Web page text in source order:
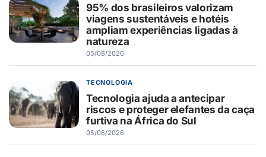
95% dos brasileiros valorizam
viagens sustentáveis e hotéis
ampliam experiências ligadas à
natureza
05/08/2026
TECNOLOGIA
Tecnologia ajuda a antecipar
riscos e proteger elefantes da caça
furtiva na África do Sul
05/08/2026